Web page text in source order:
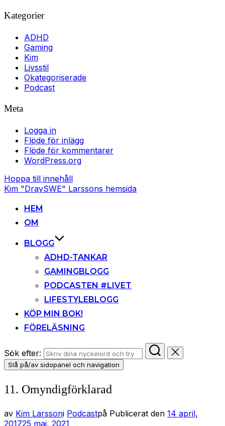
Kategorier
ADHD
Gaming
Kim
Livsstil
Okategoriserade
Podcast
Meta
Logga in
Flöde för inlägg
Flöde för kommentarer
WordPress.org
Hoppa till innehåll
Kim "DraySWE" Larssons hemsida
HEM
OM
BLOGG
ADHD-TANKAR
GAMINGBLOGG
PODCASTEN #LIVET
LIFESTYLEBLOGG
KÖP MIN BOK!
FÖRELÄSNING
Sök efter:
Slå på/av sidopanel och navigation
11. Omyndigförklarad
av Kim Larssoni Podcastpå Publicerat den 14 april,
201725 maj, 2021